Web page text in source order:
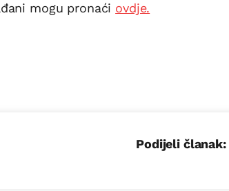
mogu pronaći ovdje.
Podijeli članak: